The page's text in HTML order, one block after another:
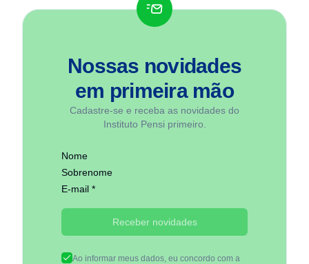
Nossas novidades
em primeira mão
Cadastre-se e receba as novidades do
Instituto Pensi primeiro.
Nome
Sobrenome
E-mail *
Receber novidades
Ao informar meus dados, eu concordo com a